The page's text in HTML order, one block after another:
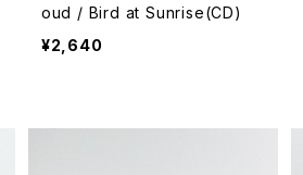
oud / Bird at Sunrise(CD)
¥2,640